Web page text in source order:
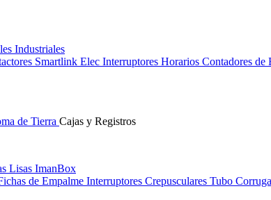
Industriales
Smartlink Elec Interruptores Horarios Contadores de
de Tierra Cajas y Registros
Lisas ImanBox
de Empalme Interruptores Crepusculares Tubo